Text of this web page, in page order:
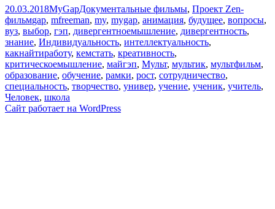
Опубликовано
20.03.2018Автор
MyGapРубрики
Документальные фильмы, Проект Zen-
фильмМетки
gap, mfreeman, my, mygap, анимация, будущее, вопросы,
вуз, выбор, гэп, дивергентноемышление, дивергентность,
знание, Индивидуальность, интеллектуальность,
какнайтиработу, кемстать, креативность,
критическоемышление, майгэп, Мульт, мультик, мультфильм,
образование, обучение, рамки, рост, сотрудничество,
специальность, творчество, универ, учение, ученик, учитель,
Человек, школа
Сайт работает на WordPress